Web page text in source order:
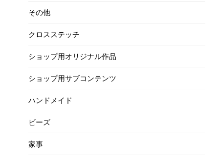
その他
クロスステッチ
ショップ用オリジナル作品
ショップ用サブコンテンツ
ハンドメイド
ビーズ
家事